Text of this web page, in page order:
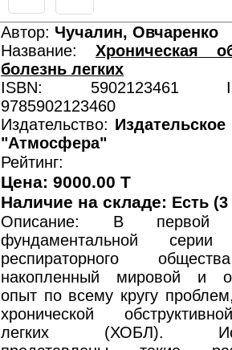
Автор: Чучалин, Овчаренко
Название: Хроническая
болезнь легких
ISBN: 5902123461
9785902123460
Издательство:
"Атмосфера"
Рейтинг:
Цена: 9000.00 T
Наличие на складе: Есть
Описание: В первой
фундаментальной серии
респираторного
накопленный мировой и
опыт по всему кругу
хронической
легких (ХОБЛ).